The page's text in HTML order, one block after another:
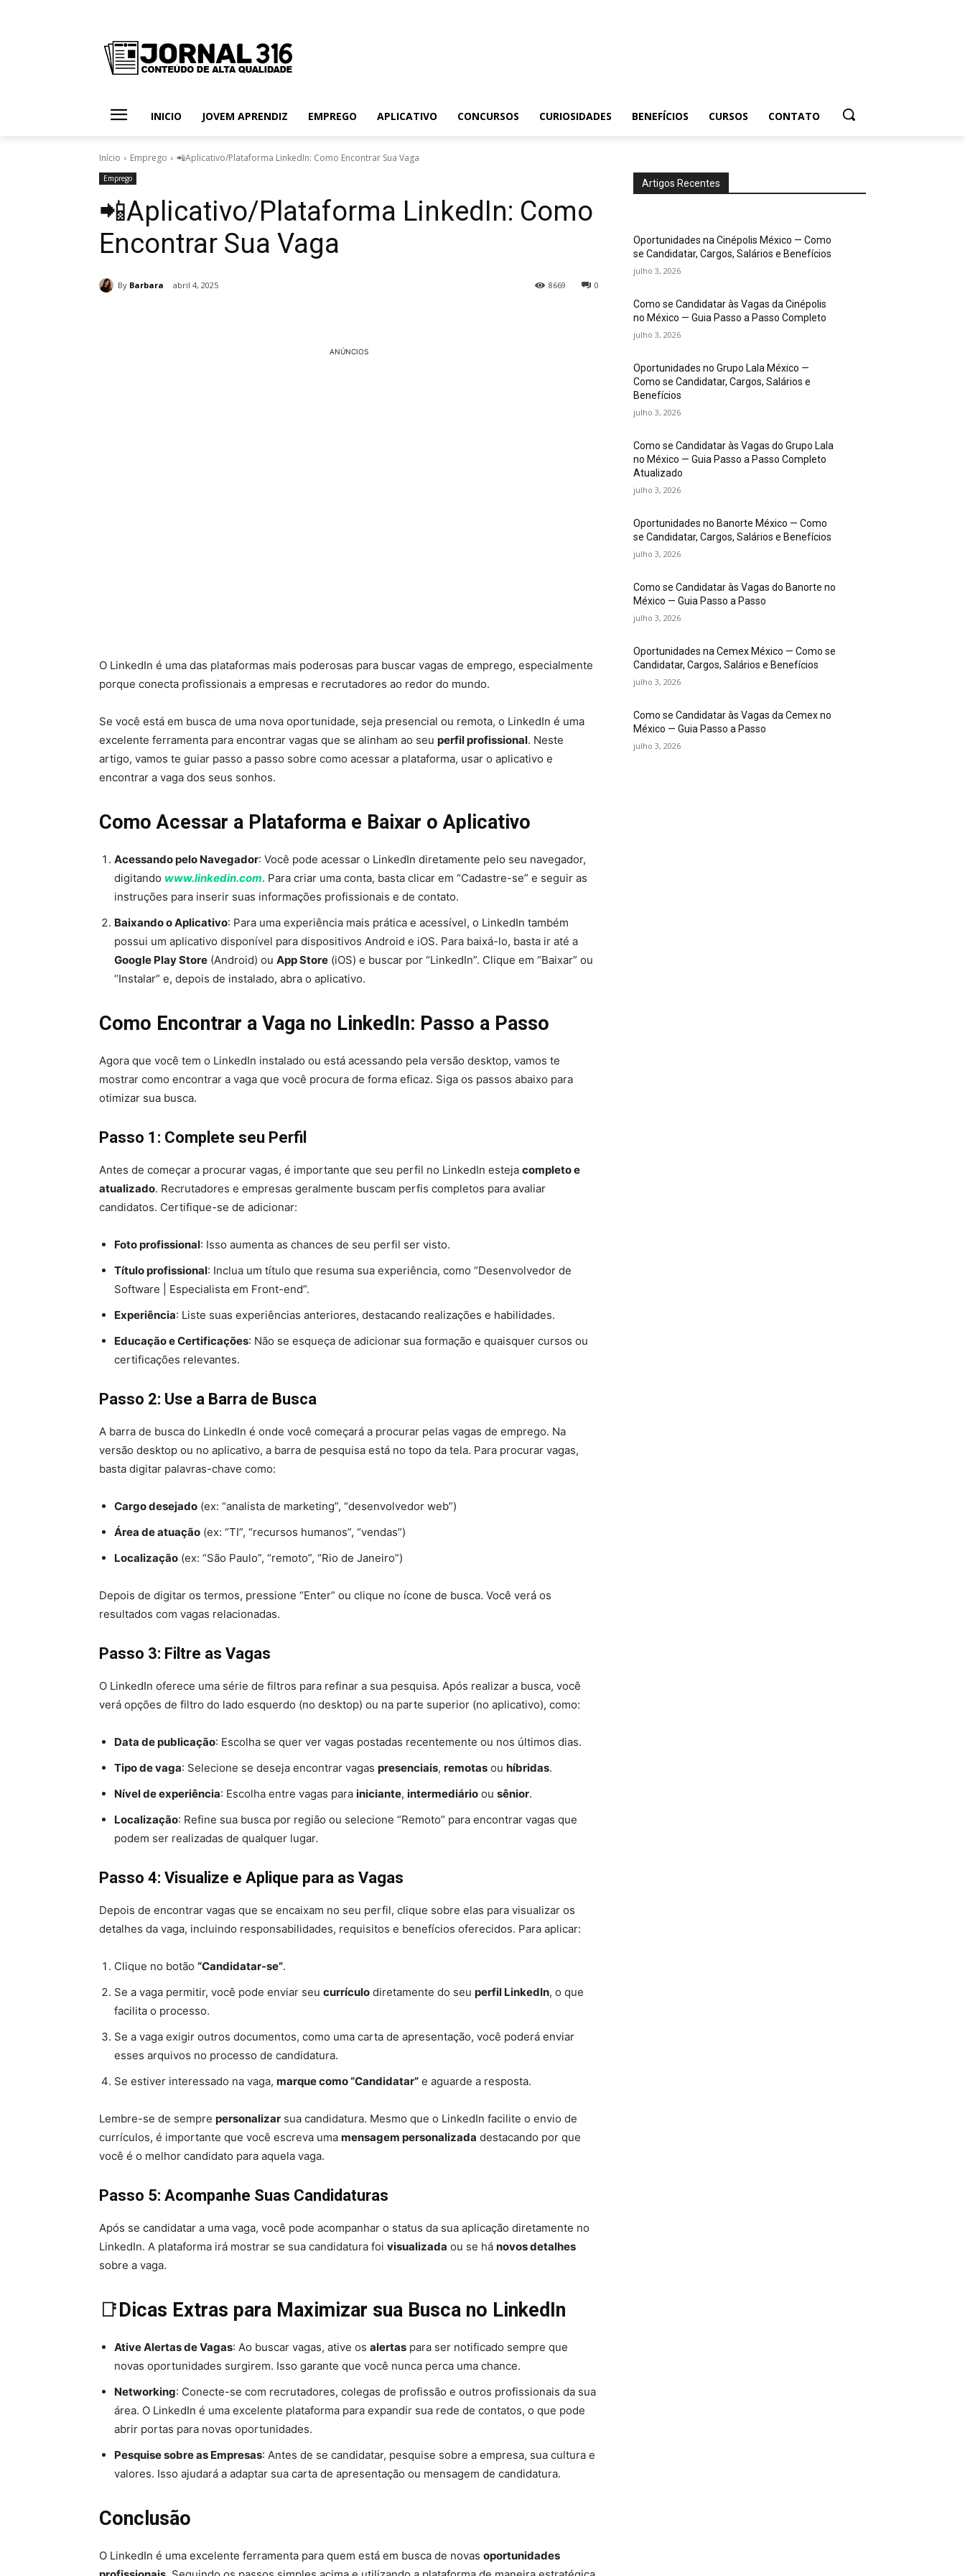
INICIO JOVEM APRENDIZ EMPREGO APLICATIVO CONCURSOS CURIOSIDADES BENEFÍCIOS CURSOS CONTATO
Início Emprego 📲Aplicativo/Plataforma LinkedIn: Como Encontrar Sua Vaga
Emprego
📲Aplicativo/Plataforma LinkedIn: Como
Encontrar Sua Vaga
By Barbara abril 4, 2025 0
8669
ANÚNCIOS
O LinkedIn é uma das plataformas mais poderosas para buscar vagas de emprego, especialmente
porque conecta profissionais a empresas e recrutadores ao redor do mundo.
Se você está em busca de uma nova oportunidade, seja presencial ou remota, o LinkedIn é uma
excelente ferramenta para encontrar vagas que se alinham ao seu perfil profissional. Neste
artigo, vamos te guiar passo a passo sobre como acessar a plataforma, usar o aplicativo e
encontrar a vaga dos seus sonhos.
Como Acessar a Plataforma e Baixar o Aplicativo
Acessando pelo Navegador: Você pode acessar o LinkedIn diretamente pelo seu navegador,
digitando www.linkedin.com. Para criar uma conta, basta clicar em “Cadastre-se” e seguir as
instruções para inserir suas informações profissionais e de contato.
Baixando o Aplicativo: Para uma experiência mais prática e acessível, o LinkedIn também
possui um aplicativo disponível para dispositivos Android e iOS. Para baixá-lo, basta ir até a
Google Play Store (Android) ou App Store (iOS) e buscar por “LinkedIn”. Clique em “Baixar” ou
“Instalar” e, depois de instalado, abra o aplicativo.
Como Encontrar a Vaga no LinkedIn: Passo a Passo
Agora que você tem o LinkedIn instalado ou está acessando pela versão desktop, vamos te
mostrar como encontrar a vaga que você procura de forma eficaz. Siga os passos abaixo para
otimizar sua busca.
Passo 1: Complete seu Perfil
Antes de começar a procurar vagas, é importante que seu perfil no LinkedIn esteja completo e
atualizado. Recrutadores e empresas geralmente buscam perfis completos para avaliar
candidatos. Certifique-se de adicionar:
Foto profissional: Isso aumenta as chances de seu perfil ser visto.
Título profissional: Inclua um título que resuma sua experiência, como “Desenvolvedor de
Software | Especialista em Front-end”.
Experiência: Liste suas experiências anteriores, destacando realizações e habilidades.
Educação e Certificações: Não se esqueça de adicionar sua formação e quaisquer cursos ou
certificações relevantes.
Passo 2: Use a Barra de Busca
A barra de busca do LinkedIn é onde você começará a procurar pelas vagas de emprego. Na
versão desktop ou no aplicativo, a barra de pesquisa está no topo da tela. Para procurar vagas,
basta digitar palavras-chave como:
Cargo desejado (ex: “analista de marketing”, “desenvolvedor web”)
Área de atuação (ex: “TI”, “recursos humanos”, “vendas”)
Localização (ex: “São Paulo”, “remoto”, “Rio de Janeiro”)
Depois de digitar os termos, pressione “Enter” ou clique no ícone de busca. Você verá os
resultados com vagas relacionadas.
Passo 3: Filtre as Vagas
O LinkedIn oferece uma série de filtros para refinar a sua pesquisa. Após realizar a busca, você
verá opções de filtro do lado esquerdo (no desktop) ou na parte superior (no aplicativo), como:
Data de publicação: Escolha se quer ver vagas postadas recentemente ou nos últimos dias.
Tipo de vaga: Selecione se deseja encontrar vagas presenciais, remotas ou híbridas.
Nível de experiência: Escolha entre vagas para iniciante, intermediário ou sênior.
Localização: Refine sua busca por região ou selecione “Remoto” para encontrar vagas que
podem ser realizadas de qualquer lugar.
Passo 4: Visualize e Aplique para as Vagas
Depois de encontrar vagas que se encaixam no seu perfil, clique sobre elas para visualizar os
detalhes da vaga, incluindo responsabilidades, requisitos e benefícios oferecidos. Para aplicar:
Clique no botão “Candidatar-se”.
Se a vaga permitir, você pode enviar seu currículo diretamente do seu perfil LinkedIn, o que
facilita o processo.
Se a vaga exigir outros documentos, como uma carta de apresentação, você poderá enviar
esses arquivos no processo de candidatura.
Se estiver interessado na vaga, marque como “Candidatar” e aguarde a resposta.
Lembre-se de sempre personalizar sua candidatura. Mesmo que o LinkedIn facilite o envio de
currículos, é importante que você escreva uma mensagem personalizada destacando por que
você é o melhor candidato para aquela vaga.
Passo 5: Acompanhe Suas Candidaturas
Após se candidatar a uma vaga, você pode acompanhar o status da sua aplicação diretamente no
LinkedIn. A plataforma irá mostrar se sua candidatura foi visualizada ou se há novos detalhes
sobre a vaga.
📑Dicas Extras para Maximizar sua Busca no LinkedIn
Ative Alertas de Vagas: Ao buscar vagas, ative os alertas para ser notificado sempre que
novas oportunidades surgirem. Isso garante que você nunca perca uma chance.
Networking: Conecte-se com recrutadores, colegas de profissão e outros profissionais da sua
área. O LinkedIn é uma excelente plataforma para expandir sua rede de contatos, o que pode
abrir portas para novas oportunidades.
Pesquise sobre as Empresas: Antes de se candidatar, pesquise sobre a empresa, sua cultura e
valores. Isso ajudará a adaptar sua carta de apresentação ou mensagem de candidatura.
Conclusão
O LinkedIn é uma excelente ferramenta para quem está em busca de novas oportunidades
Artigos Recentes
Oportunidades na Cinépolis México — Como
se Candidatar, Cargos, Salários e Benefícios
julho 3, 2026
Como se Candidatar às Vagas da Cinépolis
no México — Guia Passo a Passo Completo
julho 3, 2026
Oportunidades no Grupo Lala México —
Como se Candidatar, Cargos, Salários e
Benefícios
julho 3, 2026
Como se Candidatar às Vagas do Grupo Lala
no México — Guia Passo a Passo Completo
Atualizado
julho 3, 2026
Oportunidades no Banorte México — Como
se Candidatar, Cargos, Salários e Benefícios
julho 3, 2026
Como se Candidatar às Vagas do Banorte no
México — Guia Passo a Passo
julho 3, 2026
Oportunidades na Cemex México — Como se
Candidatar, Cargos, Salários e Benefícios
julho 3, 2026
Como se Candidatar às Vagas da Cemex no
México — Guia Passo a Passo
julho 3, 2026